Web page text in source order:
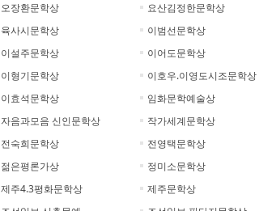
오장환문학상 요산김정한문학상
육사시문학상 이범선문학상
이설주문학상 이어도문학상
이형기문학상 이호우.이영도시조문학상
이효석문학상 임화문학예술상
자음과모음 신인문학상 작가세계문학상
전숙희문학상 전영택문학상
젊은평론가상 정미소문학상
제주4.3평화문학상 제주문학상